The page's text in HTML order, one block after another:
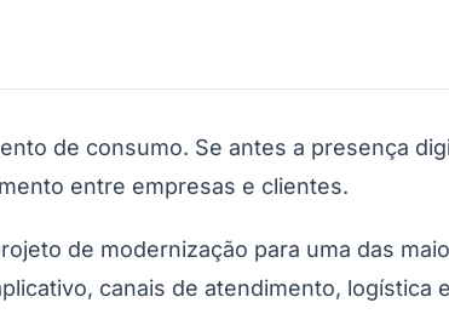
de consumo. Se antes a presença
entre empresas e clientes.
de modernização para uma das
canais de atendimento, logística